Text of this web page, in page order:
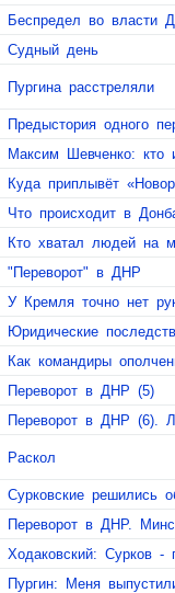
Беспредел во власти
Судный день
Пургина расстреляли
Предыстория одного
Максим Шевченко: кто
Куда приплывёт
Что происходит в
Кто хватал людей на
"Переворот" в ДНР
У Кремля точно нет
Юридические
Как командиры
Переворот в ДНР (5)
Переворот в ДНР (6).
Раскол
Сурковские решились
Переворот в ДНР.
Ходаковский: Сурков -
Пургин: Меня